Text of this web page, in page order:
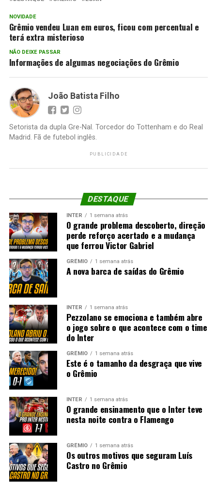
NOVIDADE
Grêmio vendeu Luan em euros, ficou com percentual e
terá extra misterioso
NÃO DEIXE PASSAR
Informações de algumas negociações do Grêmio
João Batista Filho
Setorista da dupla Gre-Nal. Torcedor do Tottenham e do Real
Madrid. Fã de futebol inglês.
PUBLICIDADE
DESTAQUE
INTER 1 semana atrás
O grande problema descoberto, direção
perde reforço acertado e a mudança
que ferrou Victor Gabriel
GRÊMIO 1 semana atrás
A nova barca de saídas do Grêmio
INTER 1 semana atrás
Pezzolano se emociona e também abre
o jogo sobre o que acontece com o time
do Inter
GRÊMIO 1 semana atrás
Este é o tamanho da desgraça que vive
o Grêmio
INTER 1 semana atrás
O grande ensinamento que o Inter teve
nesta noite contra o Flamengo
GRÊMIO 1 semana atrás
Os outros motivos que seguram Luís
Castro no Grêmio